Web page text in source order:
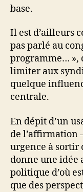
base.
Il est d’ailleurs
pas parlé au
programme… »,
limiter aux
quelque
centrale.
En dépit d’un
de l’affirmation
urgence à
donne une idée
politique d’où
que des